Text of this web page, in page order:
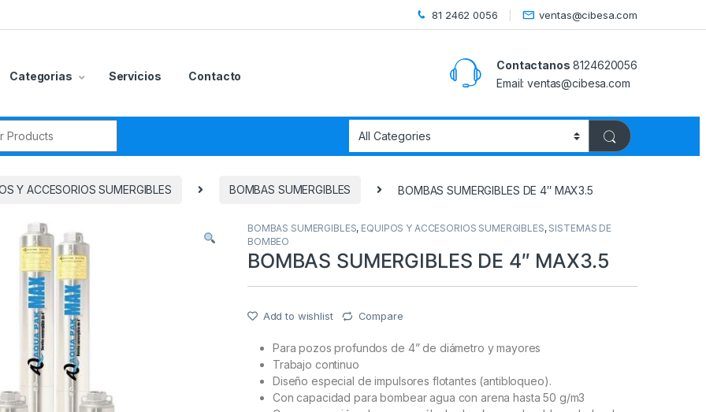
81 2462 0056 ventas@cibesa.com
Categorias Servicios Contacto
Contactanos 8124620056
Email:ventas@cibesa.com
Y ACCESORIOS SUMERGIBLES BOMBAS SUMERGIBLES BOMBAS SUMERGIBLES DE 4″ MAX3.5
BOMBAS SUMERGIBLES, EQUIPOS Y ACCESORIOS SUMERGIBLES, SISTEMAS DE
BOMBEO
BOMBAS SUMERGIBLES DE 4″ MAX3.5
Add to wishlist Compare
Para pozos profundos de 4” de diámetro y mayores
Trabajo continuo
Diseño especial de impulsores flotantes (antibloqueo).
Con capacidad para bombear agua con arena hasta 50 g/m3